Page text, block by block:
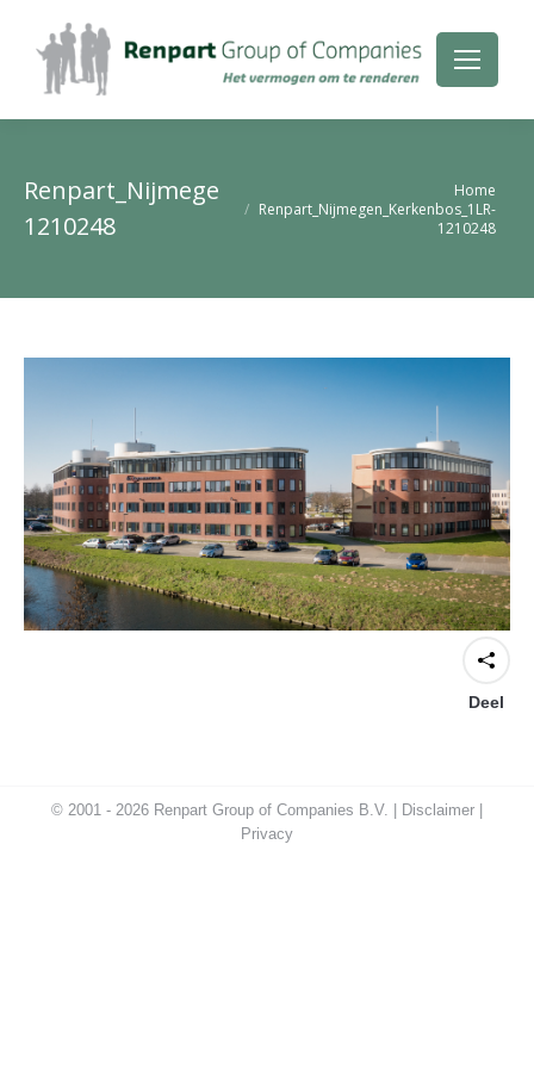
Renpart_Nijmegen_Kerkenbos_1LR-
1210248
Home
Renpart_Nijmegen_Kerkenbos_1LR-
1210248
Deel
© 2001 - 2026 Renpart Group of Companies B.V. | Disclaimer
Privacy